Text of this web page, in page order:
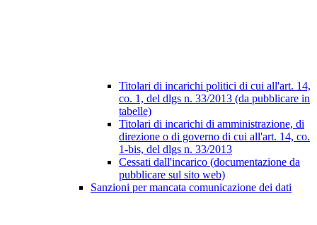
Titolari di incarichi politici di cui all'art. 14,
co. 1, del dlgs n. 33/2013 (da pubblicare in
tabelle)
Titolari di incarichi di amministrazione, di
direzione o di governo di cui all'art. 14, co.
1-bis, del dlgs n. 33/2013
Cessati dall'incarico (documentazione da
pubblicare sul sito web)
Sanzioni per mancata comunicazione dei dati